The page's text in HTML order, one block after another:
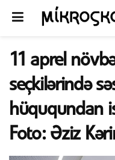
11 aprel
seçkilərində
hüququndan
Foto: Əziz